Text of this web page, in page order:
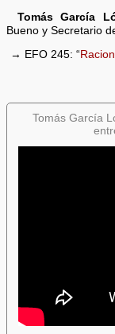
Tomás García
Bueno y Secretario
→ EFO 245: “
Tomás García